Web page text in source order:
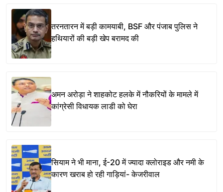
तरनतारन में बड़ी कामयाबी, BSF और पंजाब पुलिस ने
हथियारों की बड़ी खेप बरामद की
अमन अरोड़ा ने शाहकोट हलके में नौकरियों के मामले में
कांग्रेसी विधायक लाडी को घेरा
सियाम ने भी माना, ई-20 में ज्यादा क्लोराइड और नमी के
कारण खराब हो रही गाड़ियां- केजरीवाल